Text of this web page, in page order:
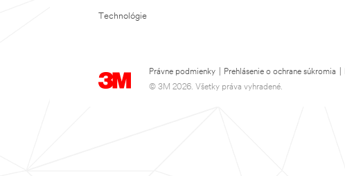
Technológie
Právne podmienky Prehlásenie o ochrane súkromia
© 3M 2026. Všetky práva vyhradené.